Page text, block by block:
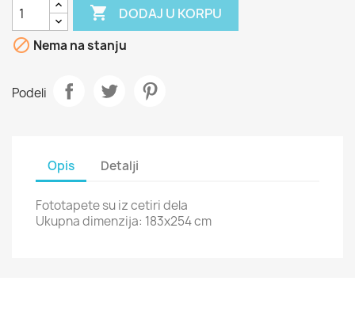
 DODAJ U KORPU
 Nema na stanju
Podeli
Opis Detalji
Fototapete su iz cetiri dela
Ukupna dimenzija: 183x254 cm